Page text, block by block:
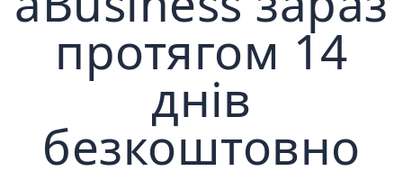
протягом 14
днів
безкоштовно